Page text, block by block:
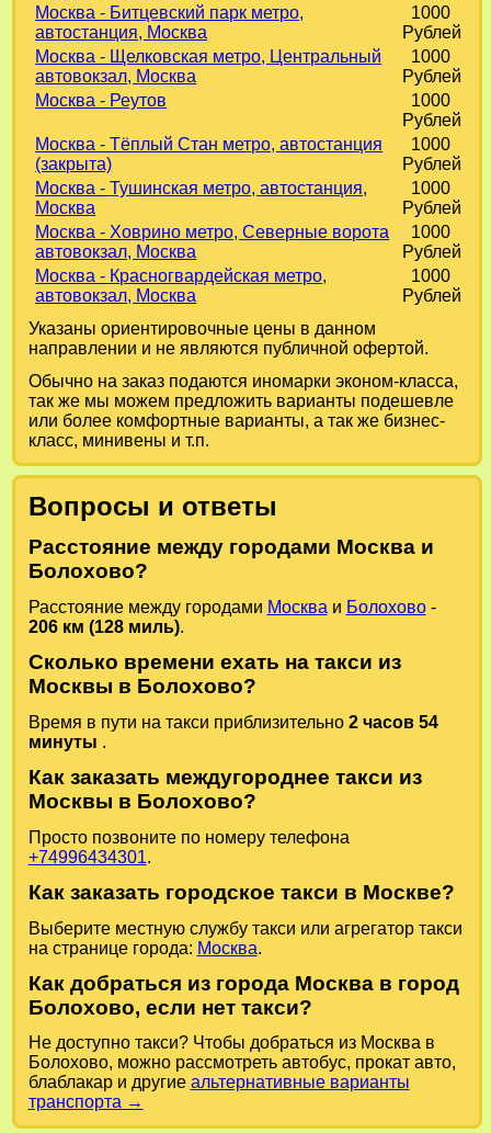
Москва - Битцевский парк метро,
автостанция, Москва
1000
Рублей
Москва - Щелковская метро, Центральный
автовокзал, Москва
1000
Рублей
Москва - Реутов
1000
Рублей
Москва - Тёплый Стан метро, автостанция
(закрыта)
1000
Рублей
Москва - Тушинская метро, автостанция,
Москва
1000
Рублей
Москва - Ховрино метро, Северные ворота
автовокзал, Москва
1000
Рублей
Москва - Красногвардейская метро,
автовокзал, Москва
1000
Рублей
Указаны ориентировочные цены в данном
направлении и не являются публичной офертой.
Обычно на заказ подаются иномарки эконом-класса,
так же мы можем предложить варианты подешевле
или более комфортные варианты, а так же бизнес-
класс, минивены и т.п.
Вопросы и ответы
Расстояние между городами Москва и
Болохово?
Расстояние между городами Москва и Болохово-
206 км (128 миль).
Сколько времени ехать на такси из
Москвы в Болохово?
Время в пути на такси приблизительно 2 часов 54
минуты .
Как заказать междугороднее такси из
Москвы в Болохово?
Просто позвоните по номеру телефона
+74996434301.
Как заказать городское такси в Москве?
Выберите местную службу такси или агрегатор такси
на странице города: Москва.
Как добраться из города Москва в город
Болохово, если нет такси?
Не доступно такси? Чтобы добраться из Москва в
Болохово, можно рассмотреть автобус, прокат авто,
блаблакар и другие альтернативные варианты
транспорта →